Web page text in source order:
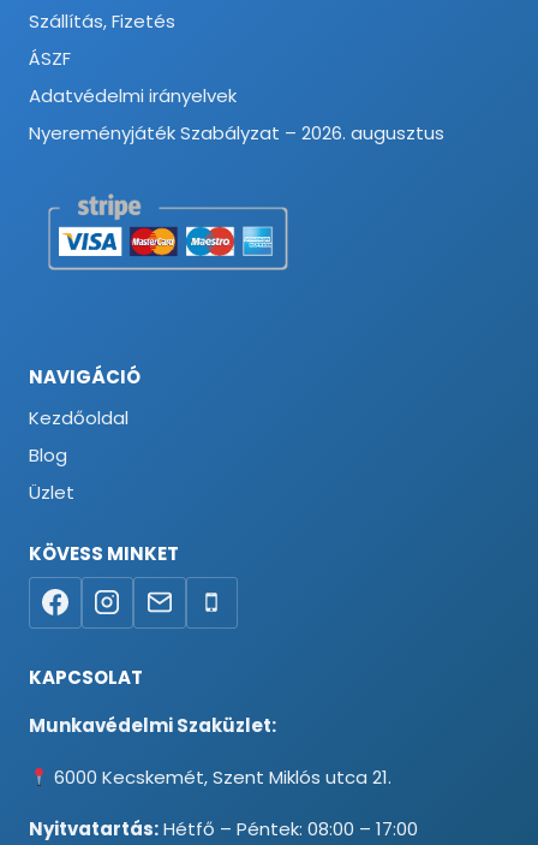
Szállítás, Fizetés
ÁSZF
Adatvédelmi irányelvek
Nyereményjáték Szabályzat – 2026. augusztus
NAVIGÁCIÓ
Kezdőoldal
Blog
Üzlet
KÖVESS MINKET
KAPCSOLAT
Munkavédelmi Szaküzlet:
6000 Kecskemét, Szent Miklós utca 21.
Nyitvatartás:Hétfő – Péntek: 08:00 – 17:00